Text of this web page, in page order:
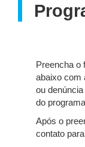
Preencha o
abaixo com
ou
do
Após o
contato